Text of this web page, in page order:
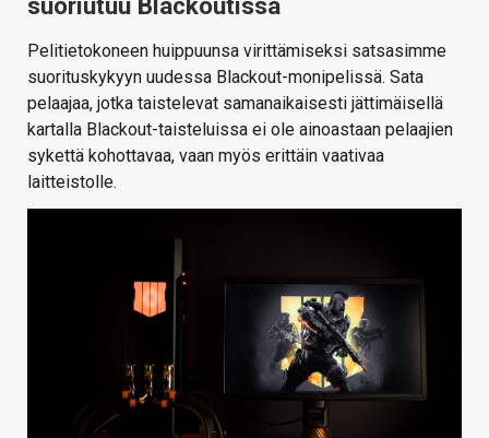
suoriutuu Blackoutissa
Pelitietokoneen huippuunsa virittämiseksi satsasimme
suorituskykyyn uudessa Blackout-monipelissä. Sata
pelaajaa, jotka taistelevat samanaikaisesti jättimäisellä
kartalla Blackout-taisteluissa ei ole ainoastaan pelaajien
sykettä kohottavaa, vaan myös erittäin vaativaa
laitteistolle.